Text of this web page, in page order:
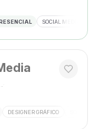
SOCIAL MEDIA
Brasil
DESIGNER GRÁFICO